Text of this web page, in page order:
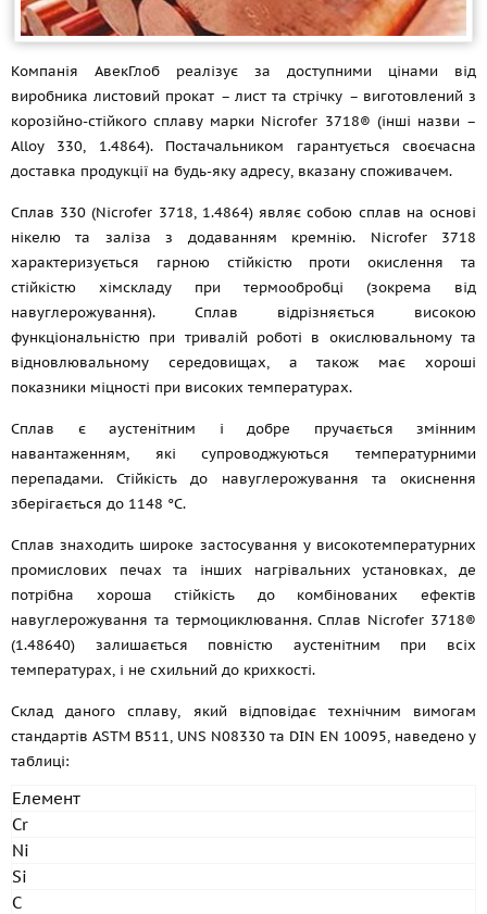
Компанія АвекГлоб реалізує за доступними цінами від
виробника листовий прокат – лист та стрічку – виготовлений з
корозійно-стійкого сплаву марки Nicrofer 3718® (інші назви –
Alloy 330, 1.4864). Постачальником гарантується своєчасна
доставка продукції на будь-яку адресу, вказану споживачем.
Сплав 330 (Nicrofer 3718, 1.4864) являє собою сплав на основі
нікелю та заліза з додаванням кремнію. Nicrofer 3718
характеризується гарною стійкістю проти окислення та
стійкістю хімскладу при термообробці (зокрема від
навуглерожування). Сплав відрізняється високою
функціональністю при тривалій роботі в окислювальному та
відновлювальному середовищах, а також має хороші
показники міцності при високих температурах.
Сплав є аустенітним і добре пручається змінним
навантаженням, які супроводжуються температурними
перепадами. Стійкість до навуглерожування та окиснення
зберігається до 1148 °C.
Сплав знаходить широке застосування у високотемпературних
промислових печах та інших нагрівальних установках, де
потрібна хороша стійкість до комбінованих ефектів
навуглерожування та термоциклювання. Сплав Nicrofer 3718®
(1.48640) залишається повністю аустенітним при всіх
температурах, і не схильний до крихкості.
Склад даного сплаву, який відповідає технічним вимогам
стандартів ASTM B511, UNS N08330 та DIN EN 10095, наведено у
таблиці:
Елемент
Cr
Ni
Si
C